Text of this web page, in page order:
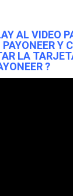
AL VIDEO
PAYONEER Y
LA
?